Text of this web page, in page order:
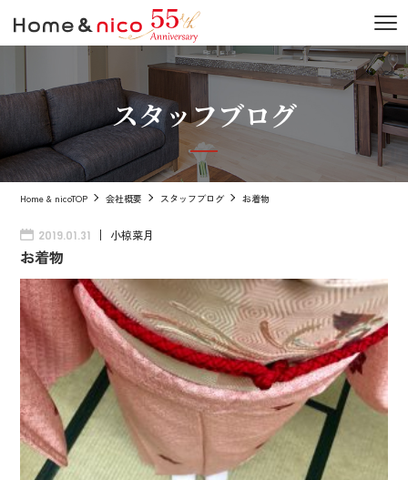
スタッフブログ
Home & nicoTOP 会社概要 スタッフブログ お着物
2019.01.31 小椋菜月
お着物